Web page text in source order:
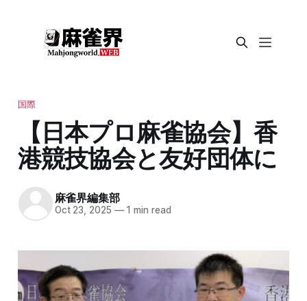
国際
【日本プロ麻雀協会】香
港競技協会と友好団体に
麻雀界編集部
Oct 23, 2025 —1 min read